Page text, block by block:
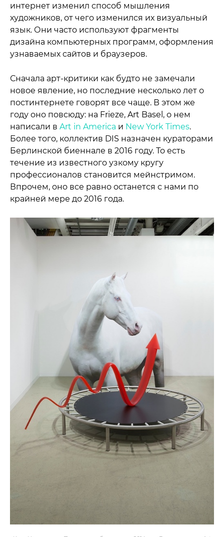
интернет изменил способ мышления
художников, от чего изменился их визуальный
язык. Они часто используют фрагменты
дизайна компьютерных программ, оформления
узнаваемых сайтов и браузеров.
Сначала арт-критики как будто не замечали
новое явление, но последние несколько лет о
постинтернете говорят все чаще. В этом же
году оно повсюду: на Frieze, Art Basel, о нем
написали в Art in America и New York Times.
Более того, коллектив DIS назначен кураторами
Берлинской биеннале в 2016 году. То есть
течение из известного узкому кругу
профессионалов становится мейнстримом.
Впрочем, оно все равно останется с нами по
крайней мере до 2016 года.